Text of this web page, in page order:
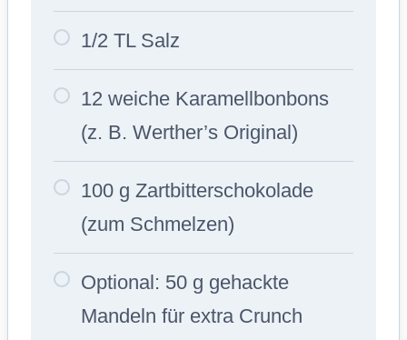
1/2 TL Salz
12 weiche Karamellbonbons
(z. B. Werther’s Original)
100 g Zartbitterschokolade
(zum Schmelzen)
Optional: 50 g gehackte
Mandeln für extra Crunch